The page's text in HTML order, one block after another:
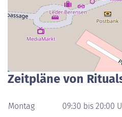
Zeitpläne von
Montag
09:30 bis 20:00